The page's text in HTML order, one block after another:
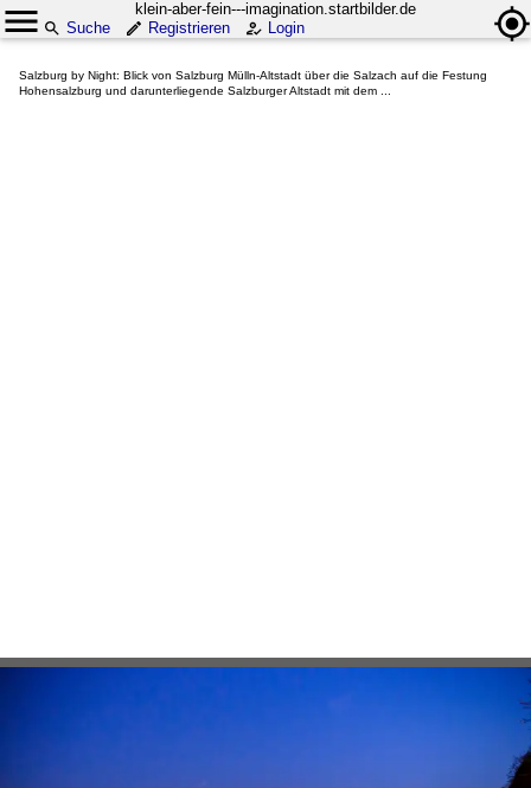
klein-aber-fein---imagination.startbilder.de
Suche
Registrieren Login
Salzburg by Night: Blick von Salzburg Mülln-Altstadt über die Salzach auf die Festung
Hohensalzburg und darunterliegende Salzburger Altstadt mit dem ...